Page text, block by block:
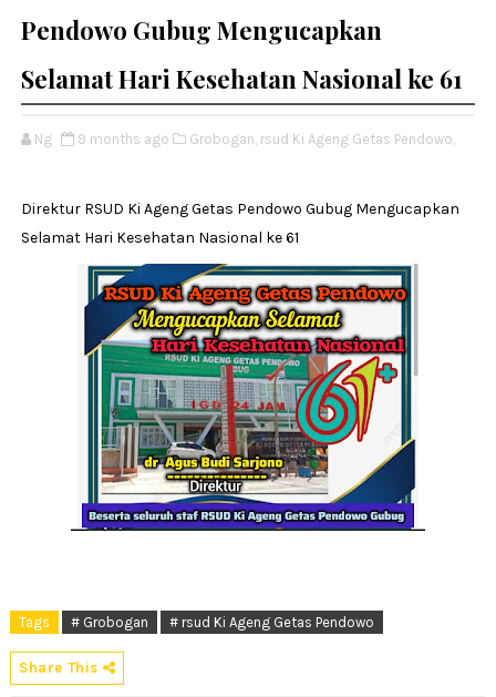
Pendowo Gubug Mengucapkan
Selamat Hari Kesehatan Nasional ke 61
Ng 9 months ago Grobogan, rsud Ki Ageng Getas Pendowo,
Direktur RSUD Ki Ageng Getas Pendowo Gubug Mengucapkan
Selamat Hari Kesehatan Nasional ke 61
Tags # Grobogan # rsud Ki Ageng Getas Pendowo
Share This